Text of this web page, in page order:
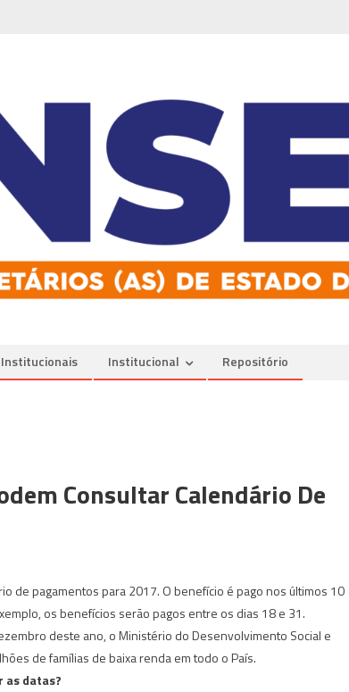
Institucional Repositório
Consultar Calendário De
de pagamentos para 2017. O benefício é pago nos últimos 10
os benefícios serão pagos entre os dias 18 e 31.
deste ano, o Ministério do Desenvolvimento Social e
de famílias de baixa renda em todo o País.
as datas?